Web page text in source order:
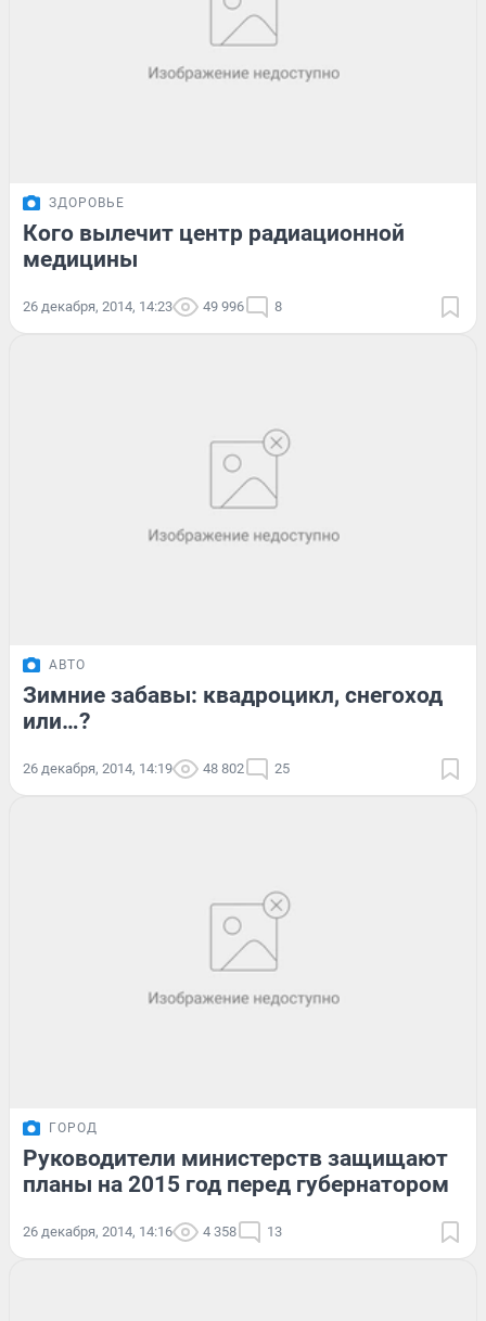
ЗДОРОВЬЕ
Кого вылечит центр радиационной
медицины
26 декабря, 2014, 14:23 49 996 8
АВТО
Зимние забавы: квадроцикл, снегоход
или…?
26 декабря, 2014, 14:19 48 802 25
ГОРОД
Руководители министерств защищают
планы на 2015 год перед губернатором
26 декабря, 2014, 14:16 4 358 13